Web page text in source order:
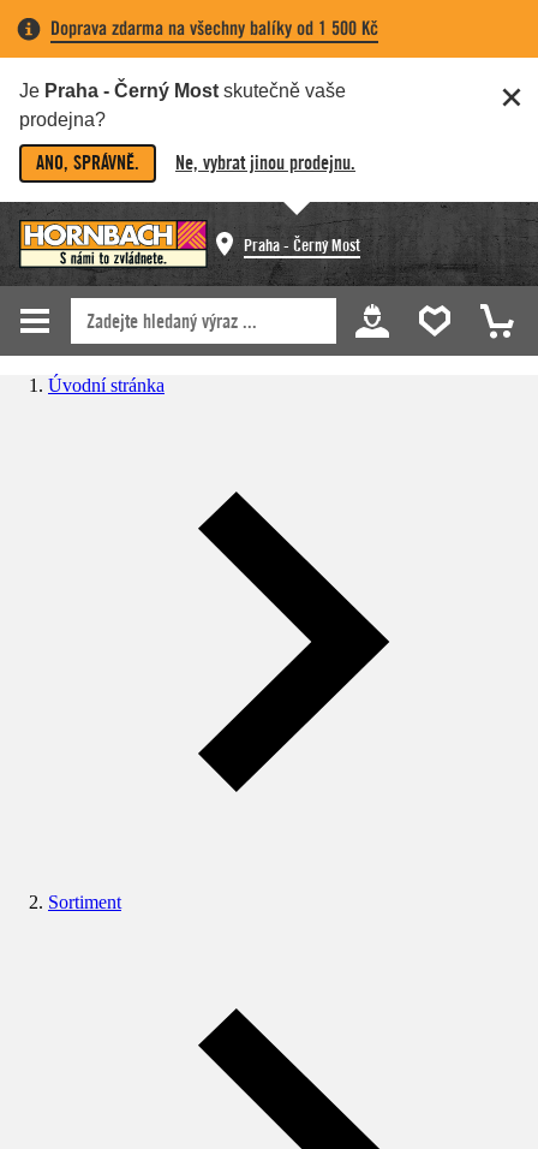
Doprava zdarma na všechny balíky od 1 500 Kč
Je Praha - Černý Most skutečně vaše
prodejna?
ANO, SPRÁVNĚ. Ne, vybrat jinou prodejnu.
Praha - Černý Most
Úvodní stránka
Sortiment